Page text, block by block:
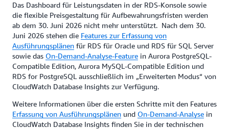
Das Dashboard für Leistungsdaten in der RDS-Konsole sowie
die flexible Preisgestaltung für Aufbewahrungsfristen werden
ab dem 30. Juni 2026 nicht mehr unterstützt. Nach dem 30.
Juni 2026 stehen die Features zur Erfassung von
Ausführungsplänen für RDS für Oracle und RDS für SQL Server
sowie das On-Demand-Analyse-Feature in Aurora PostgreSQL-
Compatible Edition, Aurora MySQL-Compatible Edition und
RDS for PostgreSQL ausschließlich im „Erweiterten Modus“ von
CloudWatch Database Insights zur Verfügung.
Weitere Informationen über die ersten Schritte mit den Features
Erfassung von Ausführungsplänen und On-Demand-Analyse in
CloudWatch Database Insights finden Sie in der technischen